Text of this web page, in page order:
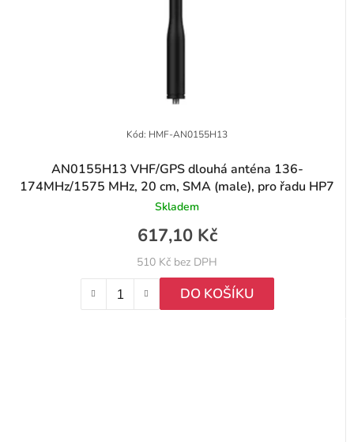
AN0155H13 VHF/GPS dlouhá anténa 136-
174MHz/1575 MHz, 20 cm, SMA (male), pro řadu HP7
Skladem
510 Kč bez DPH
617,10 Kč
DO KOŠÍKU
Kód: HMF-AN0155H13